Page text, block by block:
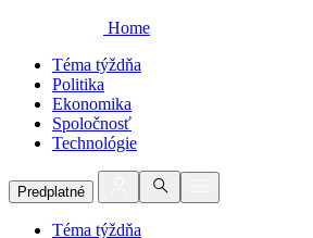
Home
Téma týždňa
Politika
Ekonomika
Spoločnosť
Technológie
Predplatné
Téma týždňa